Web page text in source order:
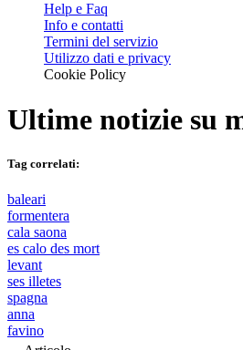
Help e Faq
Info e contatti
Termini del servizio
Utilizzo dati e privacy
Cookie Policy
Ultime notizie su
Tag correlati:
baleari
formentera
cala saona
es calo des mort
levant
ses illetes
spagna
anna
favino